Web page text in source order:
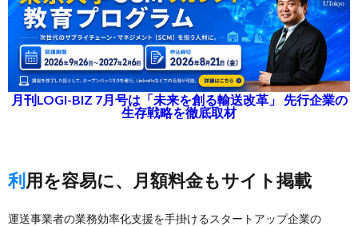
月刊LOGI-BIZ 7月号は「未来を創る輸送改革」 先行企業の
生存戦略を徹底取材
利用を容易に、月額料金もサイト掲載
運送事業者の業務効率化支援を手掛けるスタートアップ企業の